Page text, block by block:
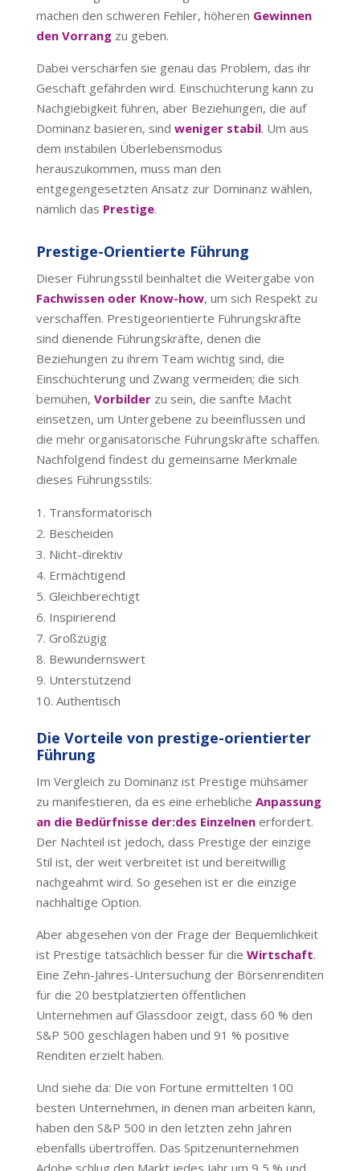
machen den schweren Fehler, höheren Gewinnen
den Vorrangzu geben.
Dabei verschärfen sie genau das Problem, das ihr
Geschäft gefährden wird. Einschüchterung kann zu
Nachgiebigkeit führen, aber Beziehungen, die auf
Dominanz basieren, sind weniger stabil. Um aus
dem instabilen Überlebensmodus
herauszukommen, muss man den
entgegengesetzten Ansatz zur Dominanz wählen,
nämlich das Prestige.
Prestige-Orientierte Führung
Dieser Führungsstil beinhaltet die Weitergabe von
Fachwissen oder Know-how, um sich Respekt zu
verschaffen. Prestigeorientierte Führungskräfte
sind dienende Führungskräfte, denen die
Beziehungen zu ihrem Team wichtig sind, die
Einschüchterung und Zwang vermeiden; die sich
bemühen, Vorbilderzu sein, die sanfte Macht
einsetzen, um Untergebene zu beeinflussen und
die mehr organisatorische Führungskräfte schaffen.
Nachfolgend findest du gemeinsame Merkmale
dieses Führungsstils:
Transformatorisch
Bescheiden
Nicht-direktiv
Ermächtigend
Gleichberechtigt
Inspirierend
Großzügig
Bewundernswert
Unterstützend
Authentisch
Die Vorteile von prestige-orientierter
Führung
Im Vergleich zu Dominanz ist Prestige mühsamer
zu manifestieren, da es eine erhebliche Anpassung
an die Bedürfnisse der:des Einzelnenerfordert.
Der Nachteil ist jedoch, dass Prestige der einzige
Stil ist, der weit verbreitet ist und bereitwillig
nachgeahmt wird. So gesehen ist er die einzige
nachhaltige Option.
Aber abgesehen von der Frage der Bequemlichkeit
ist Prestige tatsächlich besser für die Wirtschaft.
Eine Zehn-Jahres-Untersuchung der Börsenrenditen
für die 20 bestplatzierten öffentlichen
Unternehmen auf Glassdoor zeigt, dass 60 % den
S&P 500 geschlagen haben und 91 % positive
Renditen erzielt haben.
Und siehe da: Die von Fortune ermittelten 100
besten Unternehmen, in denen man arbeiten kann,
haben den S&P 500 in den letzten zehn Jahren
ebenfalls übertroffen. Das Spitzenunternehmen
Adobe schlug den Markt jedes Jahr um 9,5 % und